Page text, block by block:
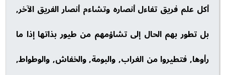
أكل علم فريق تفاءل أنصاره وتشاءم أنصار الفريق الآخر,
بل تطور بهم الحال إلى تشاؤمهم من طيور بذاتها إذا ما
رأوها, فتطيروا من الغراب, والبومة, والخفاش, والوطواط,